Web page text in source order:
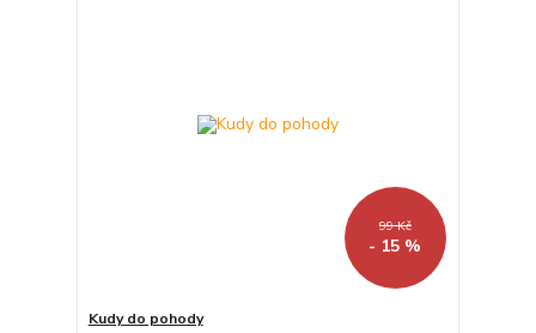
99 Kč
- 15 %
Kudy do pohody